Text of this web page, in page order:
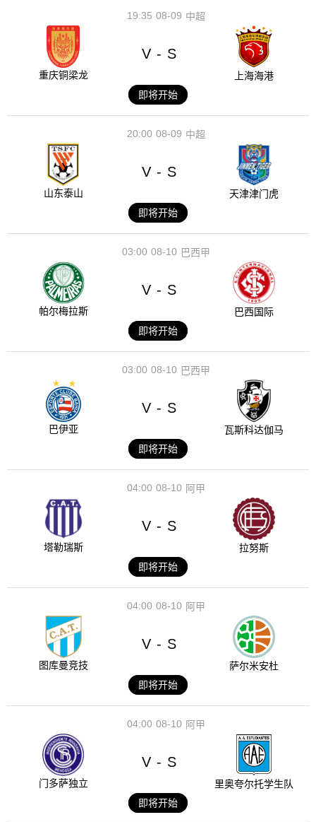
08-09
19:35 中超
重庆铜梁龙
V - S
上海海港
即将开始
08-09
20:00 中超
山东泰山
V - S
天津津门虎
即将开始
08-10
03:00 巴西甲
帕尔梅拉斯
V - S
巴西国际
即将开始
08-10
03:00 巴西甲
巴伊亚
V - S
瓦斯科达伽马
即将开始
08-10
04:00 阿甲
塔勒瑞斯
V - S
拉努斯
即将开始
08-10
04:00 阿甲
图库曼竞技
V - S
萨尔米安杜
即将开始
08-10
04:00 阿甲
门多萨独立
V - S
里奥夸尔托学生队
即将开始